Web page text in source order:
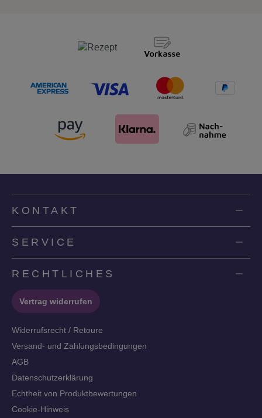
KONTAKT
SERVICE
RECHTLICHES
Vertrag widerrufen
Widerrufsrecht / Retoure
Versand- und Zahlungsbedingungen
AGB
Datenschutzerklärung
Echtheit von Produktbewertungen
Cookie-Hinweis